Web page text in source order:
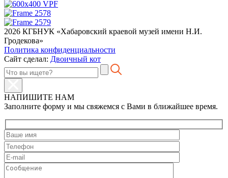
2026 КГБНУК «Хабаровский краевой музей имени Н.И.
Гродекова»
Политика конфиденциальности
Сайт сделал: Двоичный кот
НАПИШИТЕ НАМ
Заполните форму и мы свяжемся с Вами в ближайшее время.